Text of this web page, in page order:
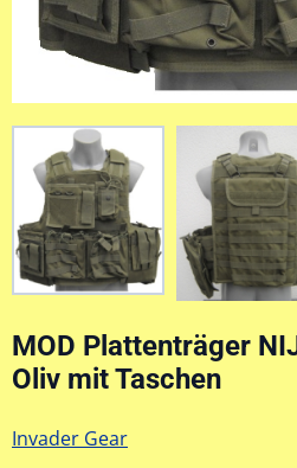
MOD Plattenträger
Oliv mit Taschen
Invader Gear